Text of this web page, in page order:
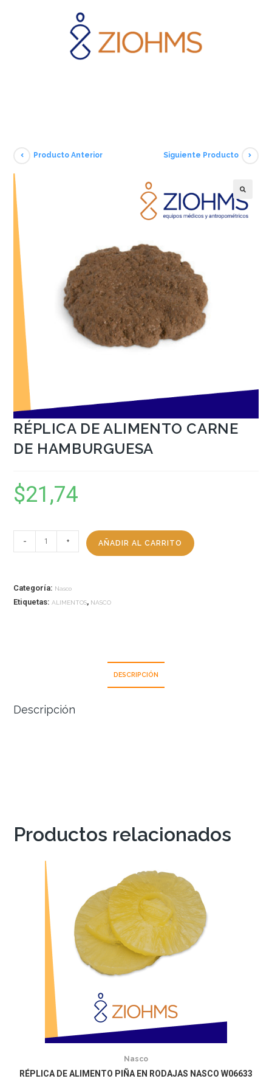
Producto Anterior Siguiente Producto
RÉPLICA DE ALIMENTO CARNE
DE HAMBURGUESA
$21,74
- + AÑADIR AL CARRITO
Categoría: Nasco
Etiquetas:ALIMENTOS, NASCO
DESCRIPCIÓN
Descripción
Productos relacionados
Nasco
RÉPLICA DE ALIMENTO PIÑA EN RODAJAS NASCO W06633